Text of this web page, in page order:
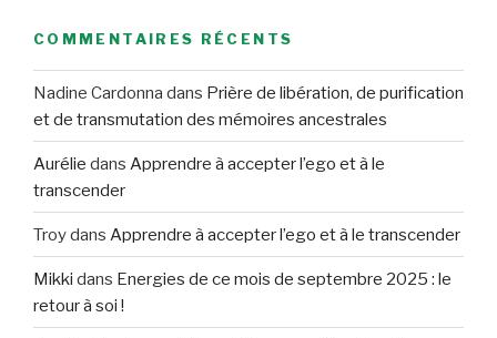
COMMENTAIRES RÉCENTS
Nadine Cardonna dans Prière de libération, de purification
et de transmutation des mémoires ancestrales
Aurélie dans Apprendre à accepter l’ego et à le
transcender
Troydans Apprendre à accepter l’ego et à le transcender
Mikki dans Energies de ce mois de septembre 2025 : le
retour à soi !